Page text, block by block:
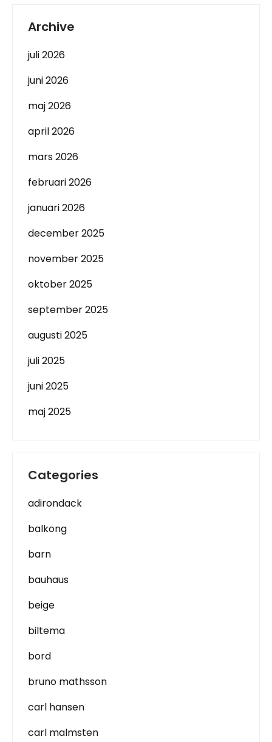
Archive
juli 2026
juni 2026
maj 2026
april 2026
mars 2026
februari 2026
januari 2026
december 2025
november 2025
oktober 2025
september 2025
augusti 2025
juli 2025
juni 2025
maj 2025
Categories
adirondack
balkong
barn
bauhaus
beige
biltema
bord
bruno mathsson
carl hansen
carl malmsten